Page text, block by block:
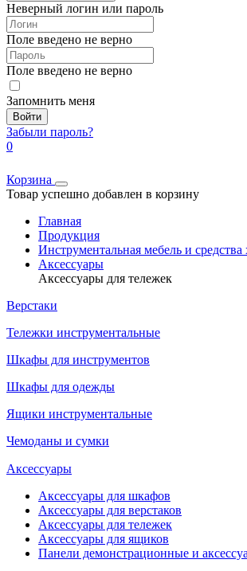
Неверный логин или пароль
Поле введено не верно
Поле введено не верно
Запомнить меня
Войти
Забыли пароль?
0
Корзина
Товар успешно добавлен в корзину
Главная
Продукция
Инструментальная мебель и средства
Аксессуары
Аксессуары для тележек
Верстаки
Тележки инструментальные
Шкафы для инструментов
Шкафы для одежды
Ящики инструментальные
Чемоданы и сумки
Аксессуары
Аксессуары для шкафов
Аксессуары для верстаков
Аксессуары для тележек
Аксессуары для ящиков
Панели демонстрационные и